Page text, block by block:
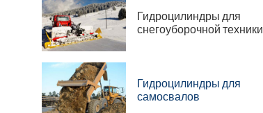
Гидроцилиндры для
снегоуборочной техники
Гидроцилиндры для
самосвалов